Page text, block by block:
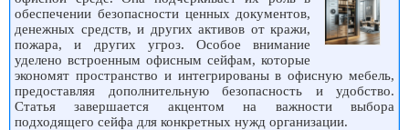
обеспечении безопасности ценных документов,
денежных средств, и других активов от кражи,
пожара, и других угроз. Особое внимание
уделено встроенным офисным сейфам, которые
экономят пространство и интегрированы в офисную мебель,
предоставляя дополнительную безопасность и удобство.
Статья завершается акцентом на важности выбора
подходящего сейфа для конкретных нужд организации.